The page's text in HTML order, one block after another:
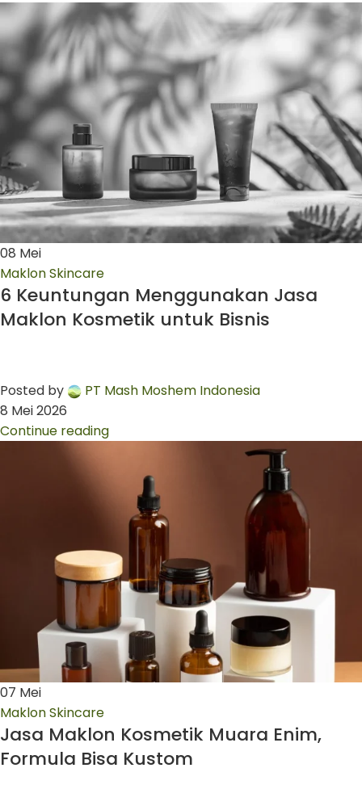
08 Mei
Maklon Skincare
6 Keuntungan Menggunakan Jasa
Maklon Kosmetik untuk Bisnis
Posted by
PT Mash Moshem Indonesia
8 Mei 2026
Continue reading
07 Mei
Maklon Skincare
Jasa Maklon Kosmetik Muara Enim,
Formula Bisa Kustom